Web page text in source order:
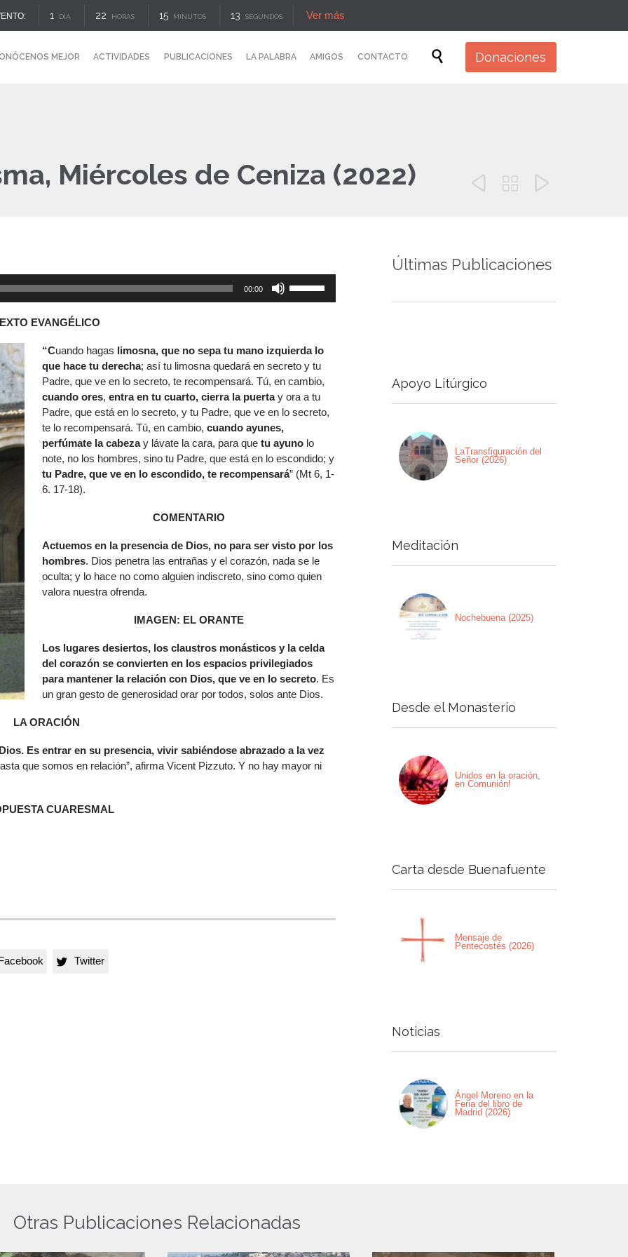
1 DÍA 22 HORAS 15 MINUTOS 12 SEGUNDOS Ver más
Skip
MEJOR ACTIVIDADES PUBLICACIONES LA PALABRA AMIGOS CONTACTO  Donaciones
Miércoles de Ceniza (2022)   
00:00
arriba/abajo
para
aumentar
o
disminuir
volumen.
EVANGÉLICO
“Cuando hagas limosna, que no sepa tu mano izquierda lo
que hace tu derecha; así tu limosna quedará en secreto y tu
Padre, que ve en lo secreto, te recompensará. Tú, en cambio,
cuando ores, entra en tu cuarto, cierra la puertay ora a tu
Padre, que está en lo secreto, y tu Padre, que ve en lo secreto,
te lo recompensará. Tú, en cambio, cuando ayunes,
perfúmate la cabezay lávate la cara, para que tu ayuno lo
note, no los hombres, sino tu Padre, que está en lo escondido; y
tu Padre, que ve en lo escondido, te recompensará” (Mt 6, 1-
6. 17-18).
COMENTARIO
Actuemos en la presencia de Dios, no para ser visto por los
hombres. Dios penetra las entrañas y el corazón, nada se le
oculta; y lo hace no como alguien indiscreto, sino como quien
valora nuestra ofrenda.
IMAGEN: EL ORANTE
Los lugares desiertos, los claustros monásticos y la celda
del corazón se convierten en los espacios privilegiados
para mantener la relación con Dios, que ve en lo secreto. Es
un gran gesto de generosidad orar por todos, solos ante Dios.
LA ORACIÓN
Es entrar en su presencia, vivir sabiéndose abrazado a la vez
que somos en relación”, afirma Vicent Pizzuto. Y no hay mayor ni
CUARESMAL
 Twitter
Últimas Publicaciones
Apoyo Litúrgico
LaTransfiguración del
Señor (2026)
Meditación
Nochebuena (2025)
Desde el Monasterio
Unidos en la oración,
en Comunión!
Carta desde Buenafuente
Mensaje de
Pentecostés (2026)
Noticias
Ángel Moreno en la
Feria del libro de
Madrid (2026)
Otras Publicaciones Relacionadas